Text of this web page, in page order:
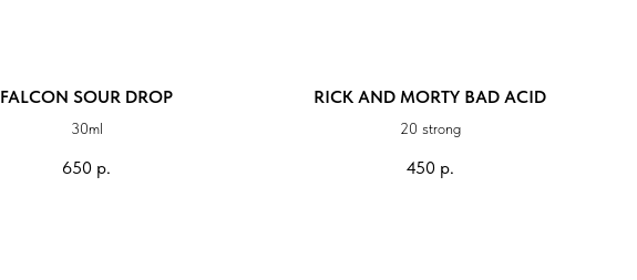
FALCON SOUR DROP
30ml
650 р.
RICK AND MORTY BAD ACID
20 strong
450 р.